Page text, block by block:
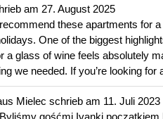
am 27. August 2025
these apartments for
One of the biggest
a glass of wine feels absolutely
we needed. If you’re looking
Mielec schrieb am 11. Juli 2023
gośćmi Ivanki początkiem